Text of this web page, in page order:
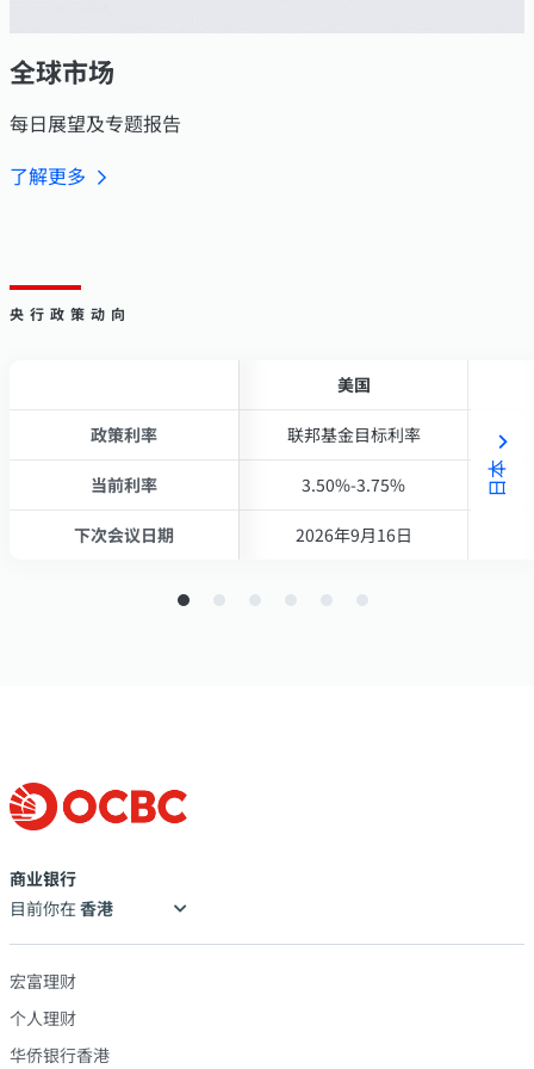
全球市场
每日展望及专题报告
了解更多
央行政策动向
美国
政策利率 联邦基金目标利率
当前利率 3.50%-3.75%
下次会议日期 2026年9月16日
美国
政策利率 联邦基金目标利率
当前利率 3.50%-3.75%
下次会议日期 2026年9月16日
日本
商业银行
目前你在
宏富理财
个人理财
华侨银行香港